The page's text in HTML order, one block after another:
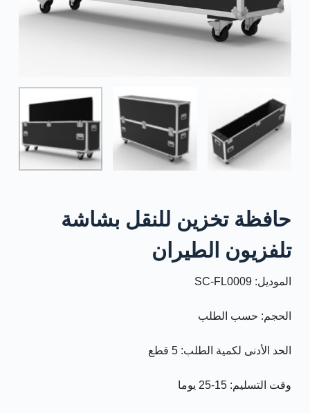
حافظة تخزين للنقل بشاشة
تلفزيون الطيران
الموديل: SC-FL0009
الحجم: حسب الطلب
الحد الأدنى لكمية الطلب: 5 قطع
وقت التسليم: 15-25 يوما